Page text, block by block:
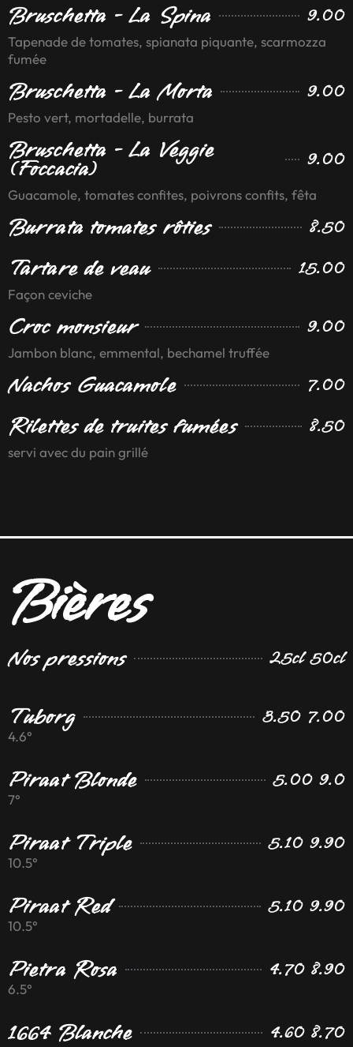
Bruschetta - La Spina 9.00
Tapenade de tomates, spianata piquante, scarmozza
fumée
Bruschetta - La Morta 9.00
Pesto vert, mortadelle, burrata
Bruschetta - La Veggie
(Foccacia) 9.00
Guacamole, tomates confites, poivrons confits, fêta
Burrata tomates rôties 8.50
Tartare de veau 15.00
Façon ceviche
Croc monsieur 9.00
Jambon blanc, emmental, bechamel truffée
Nachos Guacamole 7.00
Rilettes de truites fumées 8.50
servi avec du pain grillé
Bières
Nos pressions 25cl 50cl
Tuborg 3.50 7.00
4.6°
Piraat Blonde 5.00 9.0
7°
Piraat Triple 5.10 9.90
10.5°
Piraat Red 5.10 9.90
10.5°
Pietra Rosa 4.70 8.90
6.5°
1664 Blanche 4.60 8.70